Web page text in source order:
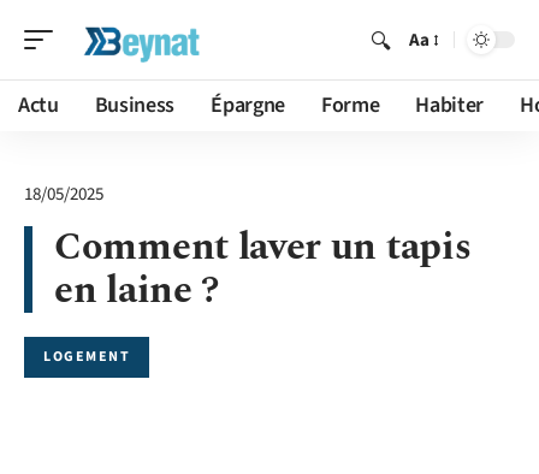
Aa
Actu Business Épargne Forme Habiter
18/05/2025
Comment laver un tapis
en laine ?
LOGEMENT